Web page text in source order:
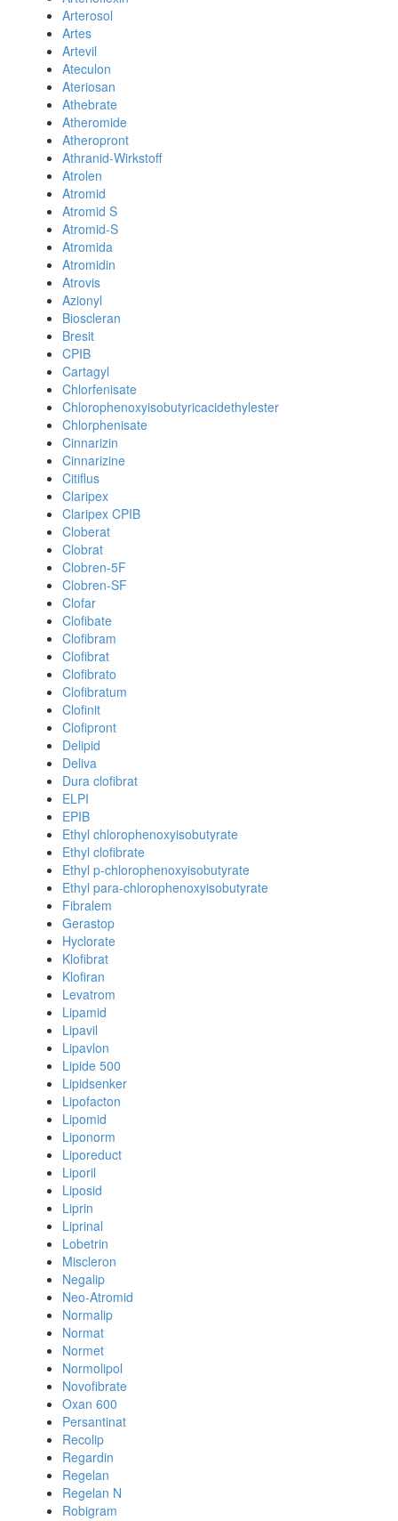
Arterosol
Artes
Artevil
Ateculon
Ateriosan
Athebrate
Atheromide
Atheropront
Athranid-Wirkstoff
Atrolen
Atromid
Atromid S
Atromid-S
Atromida
Atromidin
Atrovis
Azionyl
Bioscleran
Bresit
CPIB
Cartagyl
Chlorfenisate
Chlorophenoxyisobutyricacidethylester
Chlorphenisate
Cinnarizin
Cinnarizine
Citiflus
Claripex
Claripex CPIB
Cloberat
Clobrat
Clobren-5F
Clobren-SF
Clofar
Clofibate
Clofibram
Clofibrat
Clofibrato
Clofibratum
Clofinit
Clofipront
Delipid
Deliva
Dura clofibrat
ELPI
EPIB
Ethyl chlorophenoxyisobutyrate
Ethyl clofibrate
Ethyl p-chlorophenoxyisobutyrate
Ethyl para-chlorophenoxyisobutyrate
Fibralem
Gerastop
Hyclorate
Klofibrat
Klofiran
Levatrom
Lipamid
Lipavil
Lipavlon
Lipide 500
Lipidsenker
Lipofacton
Lipomid
Liponorm
Liporeduct
Liporil
Liposid
Liprin
Liprinal
Lobetrin
Miscleron
Negalip
Neo-Atromid
Normalip
Normat
Normet
Normolipol
Novofibrate
Oxan 600
Persantinat
Recolip
Regardin
Regelan
Regelan N
Robigram